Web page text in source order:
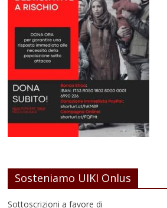
Sosteniamo UIKI Onlus
Sottoscrizioni a favore di